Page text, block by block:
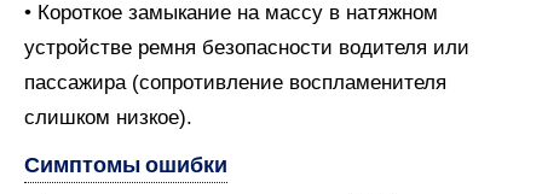
• Короткое замыкание на массу в натяжном
устройстве ремня безопасности водителя или
пассажира (сопротивление воспламенителя
слишком низкое).
Симптомы ошибки